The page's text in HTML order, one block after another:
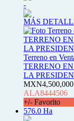
-
MÁS
Terreno en
TERRENO
LA
MXN4,500,000
ALA8444506
+/- Favorito
576.0 Ha